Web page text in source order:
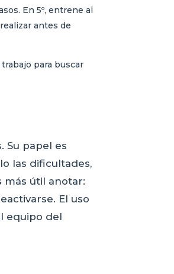
En 5º, entrene al
antes de
para buscar
Su papel es
las dificultades,
más útil anotar:
El uso
equipo del